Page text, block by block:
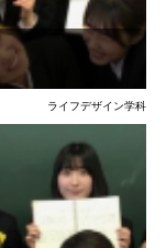
ライフデザイン学科